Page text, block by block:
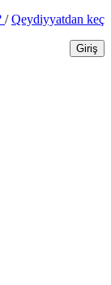
/Qeydiyyatdan keç
Giriş